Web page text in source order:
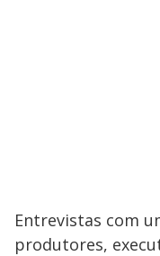
Entrevistas com
produtores,